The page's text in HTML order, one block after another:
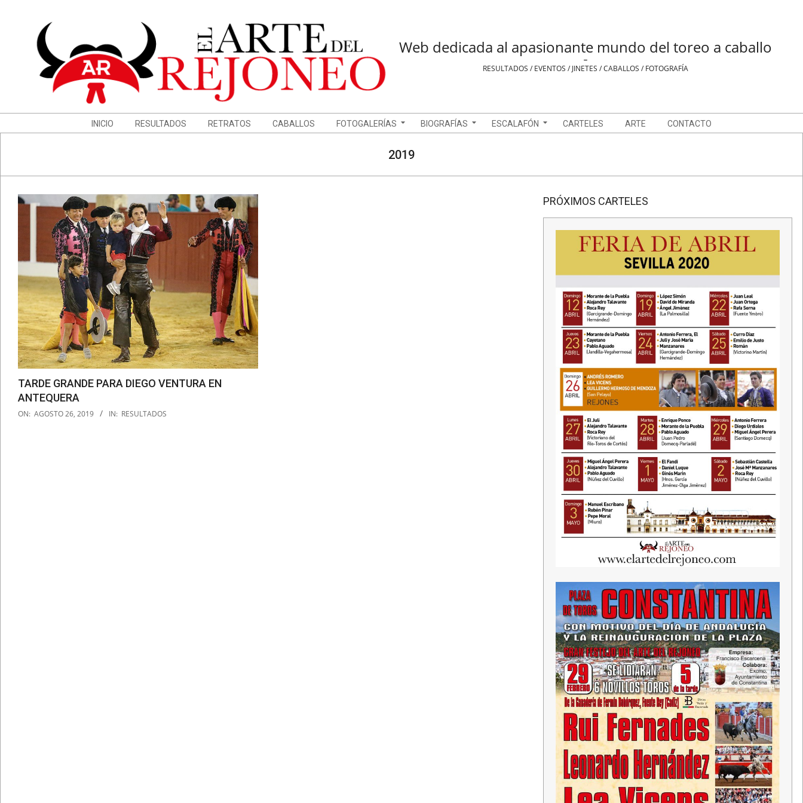
Web dedicada al apasionante mundo del toreo a caballo
-
RESULTADOS / EVENTOS / JINETES / CABALLOS / FOTOGRAFÍA
Menu
INICIO RESULTADOS RETRATOS CABALLOS FOTOGALERÍAS BIOGRAFÍAS ESCALAFÓN CARTELES ARTE CONTACTO
2019
TARDE GRANDE PARA DIEGO VENTURA EN
ANTEQUERA
2019-
ON: AGOSTO 26, 2019 IN: RESULTADOS
PRÓXIMOS CARTELES